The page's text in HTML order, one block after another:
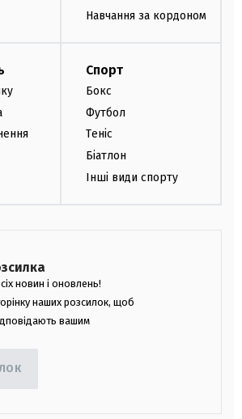
Навчання за кордоном
Спорт
Бокс
Футбол
Теніс
Біатлон
Інші види спорту
новин і оновлень!
наших розсилок, щоб
вашим